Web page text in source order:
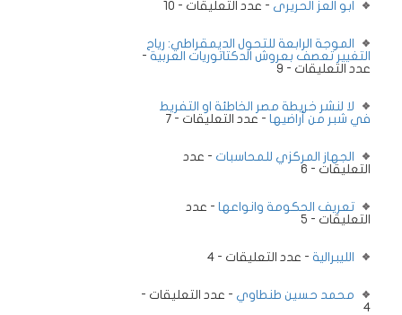
ابو العز الحريرى - عدد التعليقات - 10
الموجة الرابعة للتحول الديمقراطي: رياح
التغيير تعصف بعروش الدكتاتوريات العربية -
عدد التعليقات - 9
لا لنشر خريطة مصر الخاطئة او التفريط
في شبر من أراضيها - عدد التعليقات - 7
الجهاز المركزي للمحاسبات - عدد
التعليقات - 6
تعريف الحكومة وانواعها - عدد
التعليقات - 5
الليبرالية - عدد التعليقات - 4
محمد حسين طنطاوي - عدد التعليقات -
4